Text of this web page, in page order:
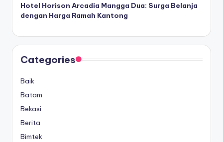
Hotel Horison Arcadia Mangga Dua: Surga Belanja
dengan Harga Ramah Kantong
Categories
Baik
Batam
Bekasi
Berita
Bimtek